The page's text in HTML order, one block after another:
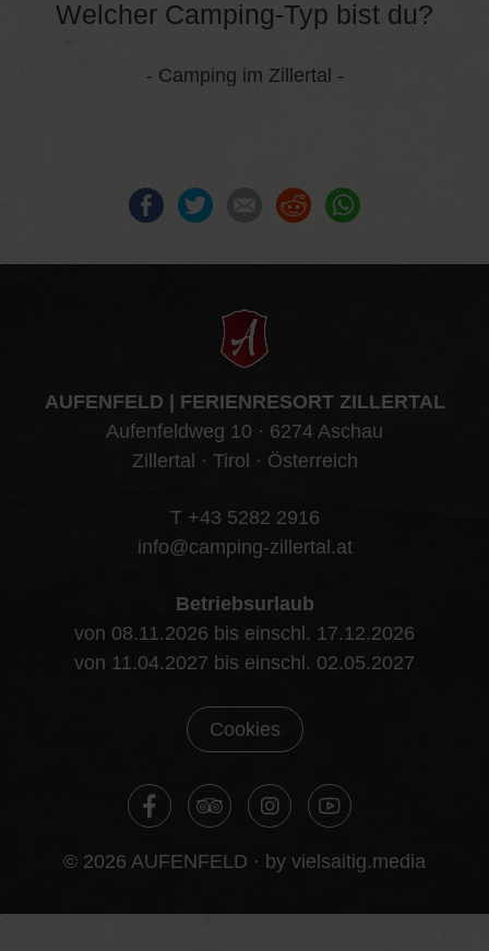
Welcher Camping-Typ bist du?
- Camping im Zillertal -
Facebook E-mail Reddit
AUFENFELD | FERIENRESORT ZILLERTAL
Aufenfeldweg 10 · 6274 Aschau
Zillertal · Tirol · Österreich
T +43 5282 2916
info@camping-zillertal.at
Betriebsurlaub
von 08.11.2026 bis einschl. 17.12.2026
von 11.04.2027 bis einschl. 02.05.2027
Cookies
© 2026 AUFENFELD · by vielsaitig.media